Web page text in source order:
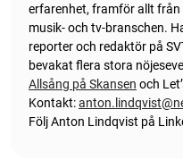
erfarenhet, framför allt från
musik- och tv-branschen.
reporter och redaktör på
bevakat flera stora
Allsång på Skansen och
Kontakt:
Följ Anton Lindqvist på